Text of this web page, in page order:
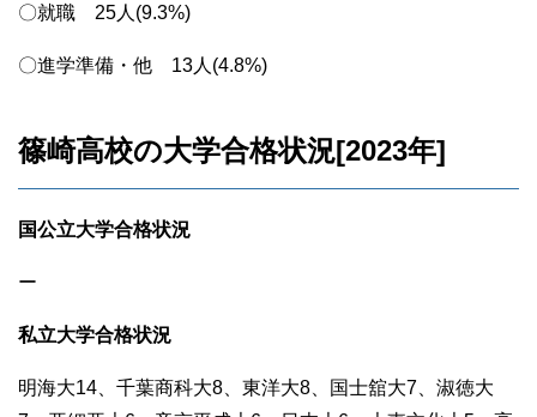
〇就職 25人(9.3%)
〇進学準備・他 13人(4.8%)
篠崎高校の大学合格状況[2023年]
国公立大学合格状況
ー
私立大学合格状況
明海大14、千葉商科大8、東洋大8、国士舘大7、淑徳大